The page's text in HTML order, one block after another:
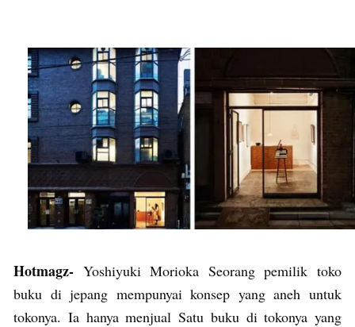
Hotmagz- Yoshiyuki Morioka Seorang pemilik toko
buku di jepang mempunyai konsep yang aneh untuk
tokonya. Ia hanya menjual Satu buku di tokonya yang